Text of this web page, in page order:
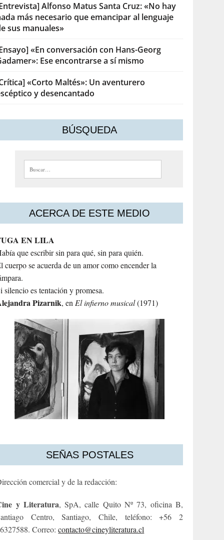
Alfonso Matus Santa Cruz: «No hay
más necesario que emancipar al lenguaje
sus manuales»
«En conversación con Hans-Georg
Ese encontrarse a sí mismo
«Corto Maltés»: Un aventurero
y desencantado
BÚSQUEDA
Buscar:
ACERCA DE ESTE MEDIO
EN LILA
que escribir sin para qué, sin para quién.
cuerpo se acuerda de un amor como encender la
silencio es tentación y promesa.
Pizarnik, enEl infierno musical(1971)
SEÑAS POSTALES
comercial y de la redacción:
y Literatura, SpA, calle Quito Nº 73, oficina B,
Centro, Santiago, Chile, teléfono: +56 2
Correo:contacto@cineyliteratura.cl